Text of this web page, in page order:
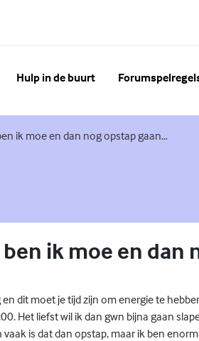
Hulp in de buurt
ik moe en dan nog opstap gaan…
ben ik moe en dan
en dit moet je tijd zijn om energie te
Het liefst wil ik dan gwn bijna gaan
is dat dan opstap, maar ik ben